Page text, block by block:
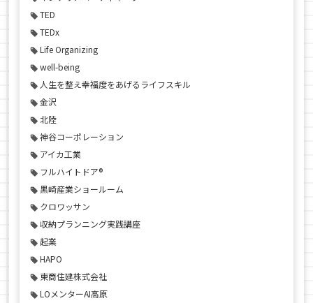
TED
TEDx
Life Organizing
well-being
人生を整え幸福度をあげるライフスキル
金沢
北陸
神谷コーポレーション
アイカ工業
フルハイトドア®
黒崎産業ショールーム
クロワッサン
収納プランニング実践講座
起業
HAPO
東商住建株式会社
LOメンターAI高原